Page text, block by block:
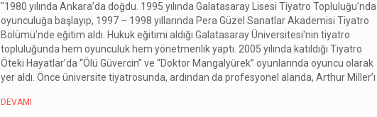
"1980 yılında Ankara’da doğdu. 1995 yılında Galatasaray Lisesi Tiyatro Topluluğu’nda
oyunculuğa başlayıp, 1997 – 1998 yıllarında Pera Güzel Sanatlar Akademisi Tiyatro
Bölümü’nde eğitim aldı. Hukuk eğitimi aldığı Galatasaray Üniversitesi'nin tiyatro
topluluğunda hem oyunculuk hem yönetmenlik yaptı. 2005 yılında katıldığı Tiyatro
Öteki Hayatlar’da “Ölü Güvercin” ve “Doktor Mangalyürek” oyunlarında oyuncu olarak
yer aldı. Önce üniversite tiyatrosunda, ardından da profesyonel alanda, Arthur Miller’ı
DEVAMI